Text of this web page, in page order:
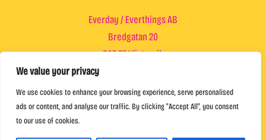
We value your privacy
We use cookies to enhance your browsing experience, serve personalised
ads or content, and analyse our traffic. By clicking "Accept All", you consent
to our use of cookies.
Everday / Everthings AB
Bredgatan 20
593 33 Västervik
Trädgårdsgatan 5
572 30 Oskarshamn